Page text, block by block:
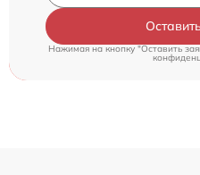
Нажимая на кнопку "Оставить